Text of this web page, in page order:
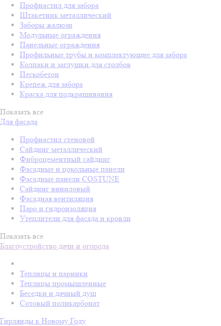
Профнастил для забора
Штакетник металлический
Заборы жалюзи
Модульные ограждения
Панельные ограждения
Профильные трубы и комплектующие для забора
Колпаки и заглушки для столбов
Пескобетон
Крепеж для забора
Краска для подкрашивания
Показать все
Для фасада
Профнастил стеновой
Сайдинг металлический
Фиброцементный сайдинг
Фасадные и цокольные панели
Фасадные панели COSTUNE
Сайдинг виниловый
Фасадная вентиляция
Паро и гидроизоляция
Утеплители для фасада и кровли
Показать все
Благоустройство дачи и огорода
Теплицы и парники
Теплицы промышленные
Беседки и дачный душ
Сотовый поликарбонат
Гирлянды к Новому Году